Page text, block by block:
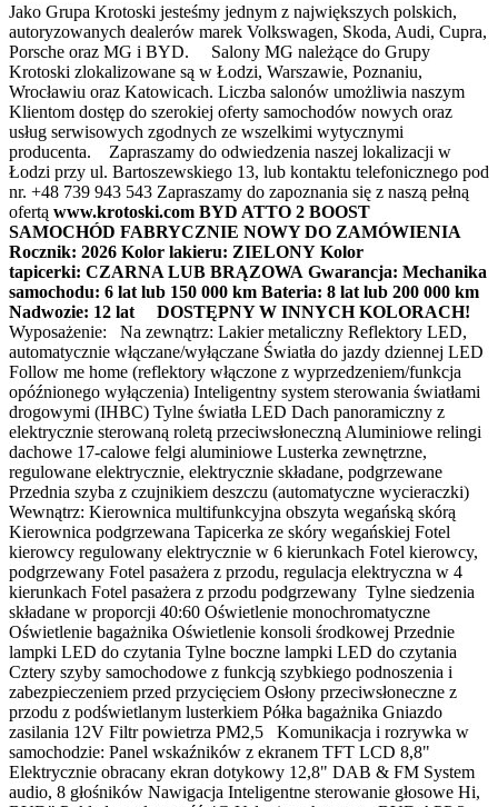
Jako Grupa Krotoski jesteśmy jednym z największych polskich,
autoryzowanych dealerów marek Volkswagen, Skoda, Audi, Cupra,
Porsche oraz MG i BYD. Salony MG należące do Grupy
Krotoski zlokalizowane są w Łodzi, Warszawie, Poznaniu,
Wrocławiu oraz Katowicach. Liczba salonów umożliwia naszym
Klientom dostęp do szerokiej oferty samochodów nowych oraz
usług serwisowych zgodnych ze wszelkimi wytycznymi
producenta. Zapraszamy do odwiedzenia naszej lokalizacji w
Łodzi przy ul. Bartoszewskiego 13, lub kontaktu telefonicznego pod
nr. +48 739 943 543 Zapraszamy do zapoznania się z naszą pełną
ofertą www.krotoski.com BYD ATTO 2 BOOST
SAMOCHÓD FABRYCZNIE NOWY DO ZAMÓWIENIA
Rocznik: 2026 Kolor lakieru: ZIELONY Kolor
tapicerki: CZARNA LUB BRĄZOWA Gwarancja: Mechanika
samochodu: 6 lat lub 150 000 km Bateria: 8 lat lub 200 000 km
Nadwozie: 12 lat
DOSTĘPNY W INNYCH KOLORACH!
Wyposażenie: Na zewnątrz: Lakier metaliczny Reflektory LED,
automatycznie włączane/wyłączane Światła do jazdy dziennej LED
Follow me home (reflektory włączone z wyprzedzeniem/funkcja
opóźnionego wyłączenia) Inteligentny system sterowania światłami
drogowymi (IHBC) Tylne światła LED Dach panoramiczny z
elektrycznie sterowaną roletą przeciwsłoneczną Aluminiowe relingi
dachowe 17-calowe felgi aluminiowe Lusterka zewnętrzne,
regulowane elektrycznie, elektrycznie składane, podgrzewane
Przednia szyba z czujnikiem deszczu (automatyczne wycieraczki)
Wewnątrz: Kierownica multifunkcyjna obszyta wegańską skórą
Kierownica podgrzewana Tapicerka ze skóry wegańskiej Fotel
kierowcy regulowany elektrycznie w 6 kierunkach Fotel kierowcy,
podgrzewany Fotel pasażera z przodu, regulacja elektryczna w 4
kierunkach Fotel pasażera z przodu podgrzewany Tylne siedzenia
składane w proporcji 40:60 Oświetlenie monochromatyczne
Oświetlenie bagażnika Oświetlenie konsoli środkowej Przednie
lampki LED do czytania Tylne boczne lampki LED do czytania
Cztery szyby samochodowe z funkcją szybkiego podnoszenia i
zabezpieczeniem przed przycięciem Osłony przeciwsłoneczne z
przodu z podświetlanym lusterkiem Półka bagażnika Gniazdo
zasilania 12V Filtr powietrza PM2,5 Komunikacja i rozrywka w
samochodzie: Panel wskaźników z ekranem TFT LCD 8,8"
Elektrycznie obracany ekran dotykowy 12,8" DAB & FM System
audio, 8 głośników Nawigacja Inteligentne sterowanie głosowe Hi,